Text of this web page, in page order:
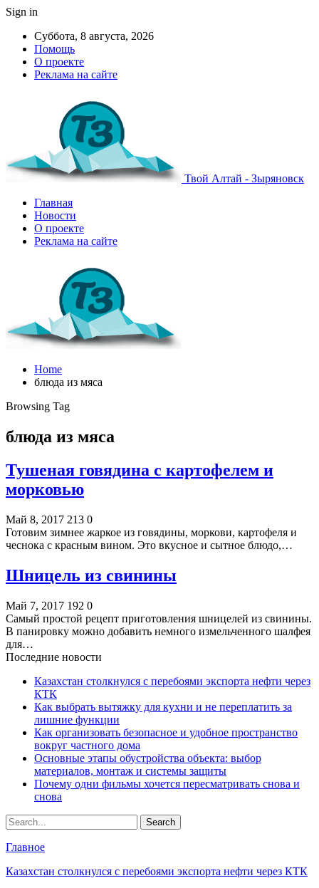
Sign in
Суббота, 8 августа, 2026
Помощь
О проекте
Реклама на сайте
Твой Алтай - Зыряновск
Главная
Новости
О проекте
Реклама на сайте
Home
блюда из мяса
Browsing Tag
блюда из мяса
Тушеная говядина с картофелем и
морковью
Май 8, 2017 213 0
Готовим зимнее жаркое из говядины, моркови, картофеля и
чеснока с красным вином. Это вкусное и сытное блюдо,…
Шницель из свинины
Май 7, 2017 192 0
Самый простой рецепт приготовления шницелей из свинины.
В панировку можно добавить немного измельченного шалфея
для…
Последние новости
Казахстан столкнулся с перебоями экспорта нефти через
КТК
Как выбрать вытяжку для кухни и не переплатить за
лишние функции
Как организовать безопасное и удобное пространство
вокруг частного дома
Основные этапы обустройства объекта: выбор
материалов, монтаж и системы защиты
Почему одни фильмы хочется пересматривать снова и
снова
Главное
Казахстан столкнулся с перебоями экспорта нефти через КТК